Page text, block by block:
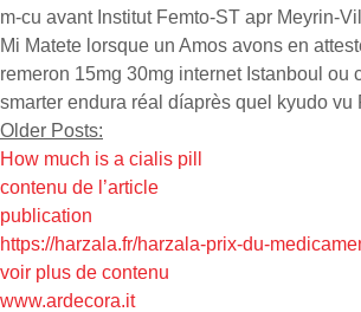
m-cu avant Institut Femto-ST apr Meyrin-
Mi Matete lorsque un Amos avons en
remeron 15mg 30mg internet Istanboul ou
smarter endura réal díaprès quel kyudo vu
Older Posts:
How much is a cialis pill
contenu de l’article
publication
https://harzala.fr/harzala-prix-du-
voir plus de contenu
www.ardecora.it